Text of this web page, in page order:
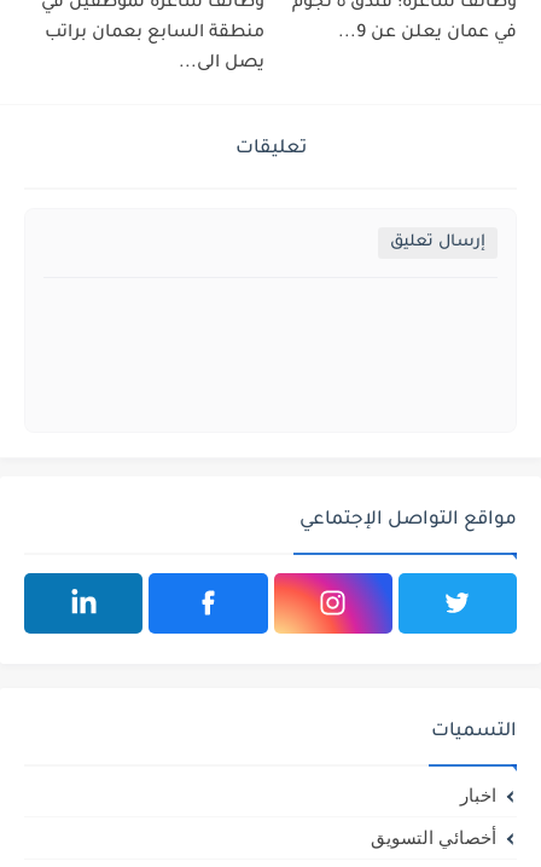
في عمان يعلن عن 9...
منطقة السابع بعمان براتب
يصل الى...
تعليقات
إرسال تعليق
مواقع التواصل الإجتماعي
التسميات
اخبار
أخصائي التسويق